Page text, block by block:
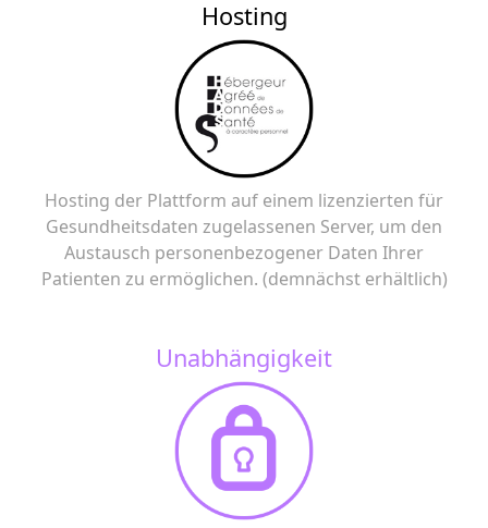
Hosting
Hosting der Plattform auf einem lizenzierten für
Gesundheitsdaten zugelassenen Server, um den
Austausch personenbezogener Daten Ihrer
Patienten zu ermöglichen. (demnächst erhältlich)
Unabhängigkeit